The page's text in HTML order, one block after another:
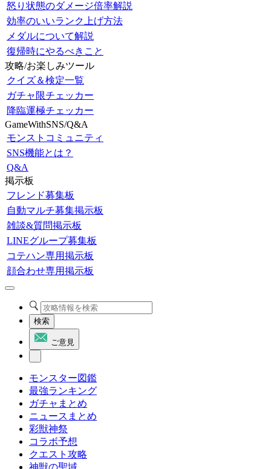
怒り状態のダメージ倍率解説
効率のいいランク上げ方法
メダルについて解説
復帰時にやるべきこと
攻略/お楽しみツール
クイズ＆検定一覧
ガチャ限チェッカー
降臨運極チェッカー
GameWithSNS/Q&A
モンストコミュニティ
SNS機能とは？
Q&A
掲示板
フレンド募集板
自動マルチ募集掲示板
雑談&質問掲示板
LINEグループ募集板
コテハン専用掲示板
顔合わせ専用掲示板
検索
ご意見
モンスター図鑑
最強ランキング
ガチャまとめ
ニュースまとめ
彩獣神祭
コラボ予想
クエスト攻略
神獣の聖域